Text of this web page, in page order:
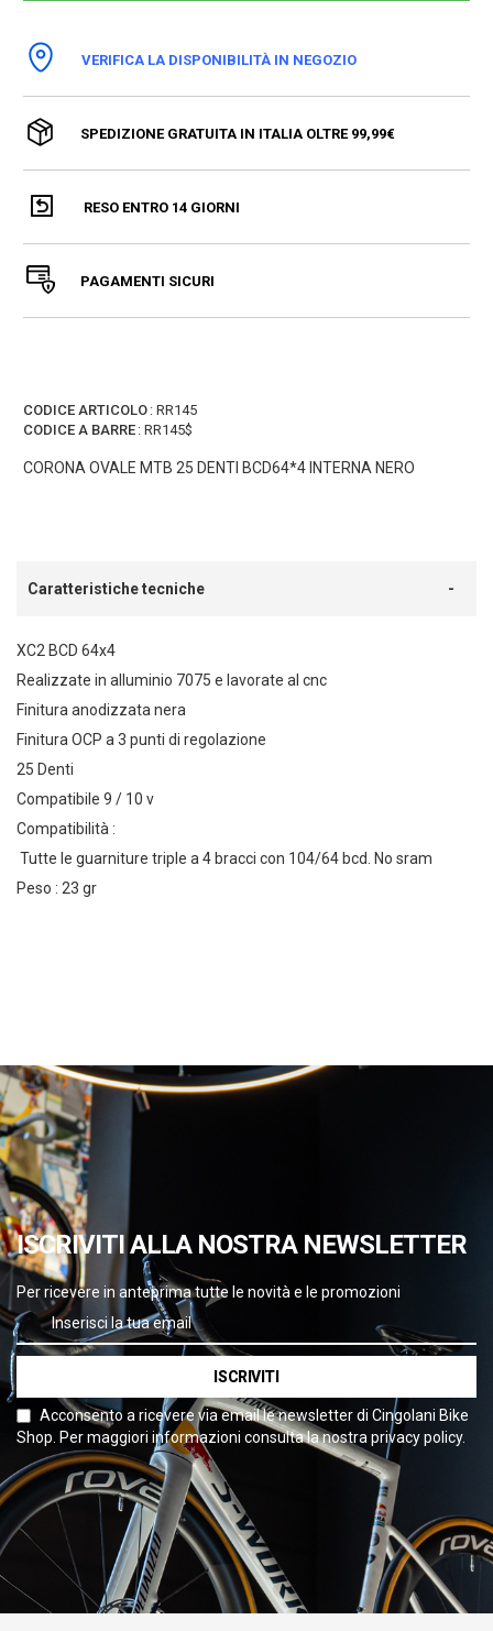
VERIFICA LA DISPONIBILITÀ IN NEGOZIO
SPEDIZIONE GRATUITA IN ITALIA OLTRE 99,99€
RESO ENTRO 14 GIORNI
PAGAMENTI SICURI
CODICE ARTICOLO : RR145
CODICE A BARRE : RR145$
CORONA OVALE MTB 25 DENTI BCD64*4 INTERNA NERO
Caratteristiche tecniche
XC2 BCD 64x4
Realizzate in alluminio 7075 e lavorate al cnc
Finitura anodizzata nera
Finitura OCP a 3 punti di regolazione
25 Denti
Compatibile 9 / 10 v
Compatibilità :
Tutte le guarniture triple a 4 bracci con 104/64 bcd. No sram
Peso : 23 gr
ISCRIVITI ALLA NOSTRA NEWSLETTER
Per ricevere in anteprima tutte le novità e le promozioni
ISCRIVITI
Acconsento a ricevere via email le newsletter di Cingolani Bike
Shop. Per maggiori informazioni consulta la nostra privacy policy.